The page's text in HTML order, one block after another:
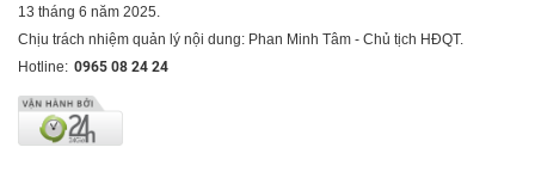
13 tháng 6 năm 2025.
Chịu trách nhiệm quản lý nội dung: Phan Minh Tâm - Chủ tịch HĐQT.
Hotline: 0965 08 24 24